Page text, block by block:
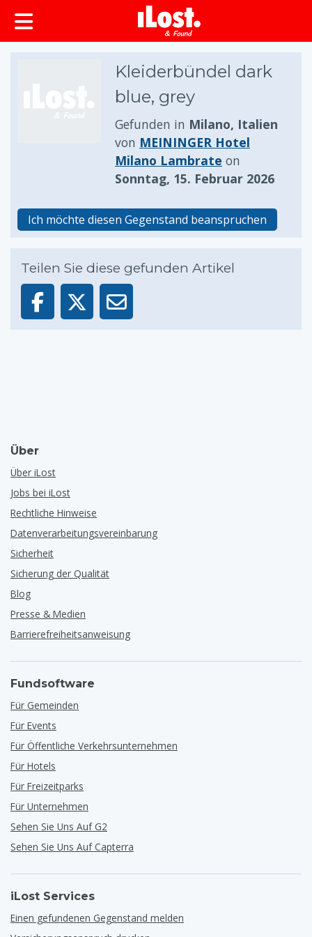
springen
Kleiderbündel dark
blue, grey
Gefunden in Milano, Italien
von MEININGER Hotel
Milano Lambrate on
Sonntag, 15. Februar 2026
Ich möchte diesen Gegenstand beanspruchen
Teilen Sie diese gefunden Artikel
Über
Über iLost
Jobs bei iLost
Rechtliche Hinweise
Datenverarbeitungsvereinbarung
Sicherheit
Sicherung der Qualität
Blog
Presse & Medien
Barrierefreiheitsanweisung
Fundsoftware
Für Gemeinden
Für Events
Für Öffentliche Verkehrsunternehmen
Für Hotels
Für Freizeitparks
Für Unternehmen
Sehen Sie Uns Auf G2
Sehen Sie Uns Auf Capterra
iLost Services
Einen gefundenen Gegenstand melden